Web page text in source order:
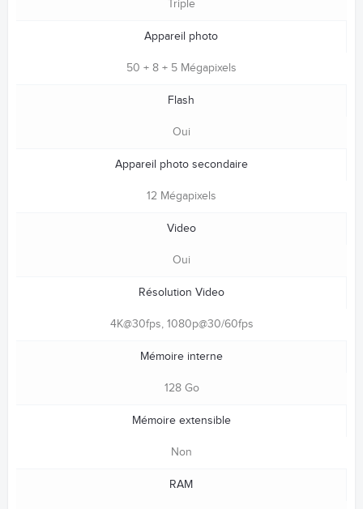
Triple
Appareil photo
50 + 8 + 5 Mégapixels
Flash
Oui
Appareil photo secondaire
12 Mégapixels
Video
Oui
Résolution Video
4K@30fps, 1080p@30/60fps
Mémoire interne
128 Go
Mémoire extensible
Non
RAM